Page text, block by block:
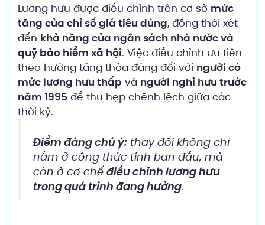
Lương hưu được điều chỉnh trên cơ sở mức
tăng của chỉ số giá tiêu dùng, đồng thời xét
đến khả năng của ngân sách nhà nước và
quỹ bảo hiểm xã hội. Việc điều chỉnh ưu tiên
theo hướng tăng thỏa đáng đối với người có
mức lương hưu thấp và người nghỉ hưu trước
năm 1995 để thu hẹp chênh lệch giữa các
thời kỳ.
Điểm đáng chú ý:thay đổi không chỉ
nằm ở công thức tính ban đầu, mà
còn ở cơ chế điều chỉnh lương hưu
trong quá trình đang hưởng.